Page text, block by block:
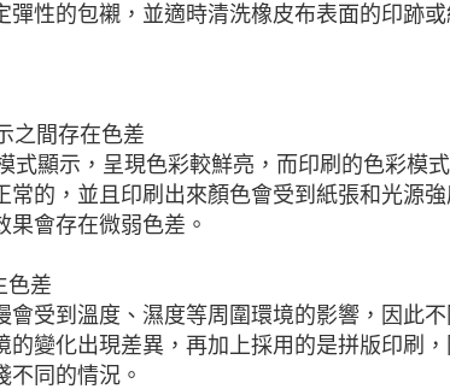
性的包襯，並適時清洗橡皮布表面的印跡
之間存在色差
式顯示，呈現色彩較鮮亮，而印刷的色彩模
常的，並且印刷出來顏色會受到紙張和光源
會存在微弱色差。
色差
會受到溫度、濕度等周圍環境的影響，因此
的變化出現差異，再加上採用的是拼版印刷
不同的情況。